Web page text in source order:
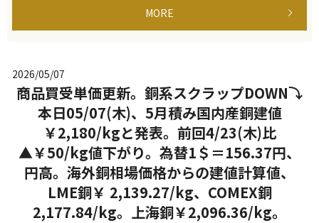
MORE
2026/05/07
商品買受単価更新。銅系スクラップDOWN⤵
本日05/07(木)、5月積み国内産銅建値
￥2,180/kgと発表。前回4/23(木)比
▲￥50/kg値下がり。為替1＄＝156.37円、
円高。海外銅相場価格からの建値計算値、
LME銅￥ 2,139.27/kg、COMEX銅
2,177.84/kg。上海銅￥2,096.36/kg。